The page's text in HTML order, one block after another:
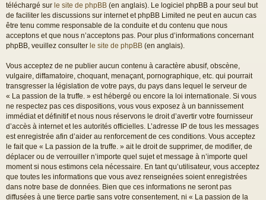
téléchargé sur le site de phpBB (en anglais). Le logiciel phpBB a pour seul but
de faciliter les discussions sur internet et phpBB Limited ne peut en aucun cas
être tenu comme responsable de la conduite et du contenu que nous
acceptons et que nous n’acceptons pas. Pour plus d’informations concernant
phpBB, veuillez consulter le site de phpBB (en anglais).
Vous acceptez de ne publier aucun contenu à caractère abusif, obscène,
vulgaire, diffamatoire, choquant, menaçant, pornographique, etc. qui pourrait
transgresser la législation de votre pays, du pays dans lequel le serveur de
« La passion de la truffe. » est hébergé ou encore la loi internationale. Si vous
ne respectez pas ces dispositions, vous vous exposez à un bannissement
immédiat et définitif et nous nous réservons le droit d’avertir votre fournisseur
d’accès à internet et les autorités officielles. L’adresse IP de tous les messages
est enregistrée afin d’aider au renforcement de ces conditions. Vous acceptez
le fait que « La passion de la truffe. » ait le droit de supprimer, de modifier, de
déplacer ou de verrouiller n’importe quel sujet et message à n’importe quel
moment si nous estimons cela nécessaire. En tant qu’utilisateur, vous acceptez
que toutes les informations que vous avez renseignées soient enregistrées
dans notre base de données. Bien que ces informations ne seront pas
diffusées à une tierce partie sans votre consentement, ni « La passion de la